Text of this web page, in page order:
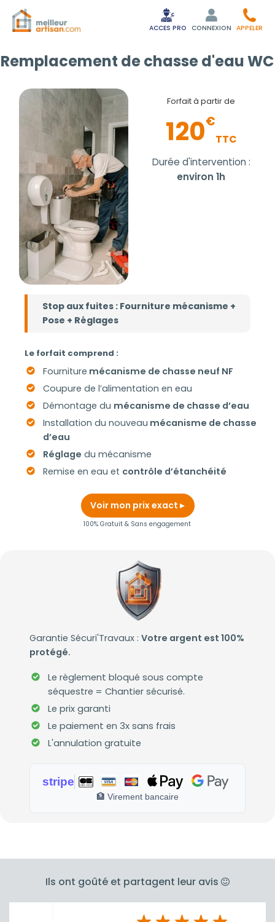
ACCES PRO CONNEXION APPELER
Remplacement de chasse d'eau WC
Forfait à partir de
120€
TTC
Durée d'intervention :
environ 1h
Stop aux fuites : Fourniture mécanisme +
Pose + Réglages
Le forfait comprend :
Fourniture mécanisme de chasse neuf NF
Coupure de l’alimentation en eau
Démontage du mécanisme de chasse d’eau
Installation du nouveau mécanisme de chasse
d’eau
Réglage du mécanisme
Remise en eau et contrôle d’étanchéité
Voir mon prix exact
100% Gratuit & Sans engagement
Garantie Sécuri'Travaux : Votre argent est 100%
protégé.
Le règlement bloqué sous compte
séquestre = Chantier sécurisé.
Le prix garanti
Le paiement en 3x sans frais
L'annulation gratuite
stripe
🏦 Virement bancaire
Ils ont goûté et partagent leur avis